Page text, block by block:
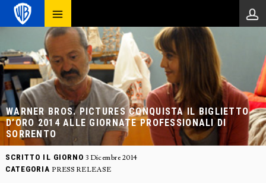
WARNER BROS. PICTURES CONQUISTA IL BIGLIETTO
D’ORO 2014 ALLE GIORNATE PROFESSIONALI DI
SORRENTO
SCRITTO IL GIORNO 3 Dicembre 2014
CATEGORIA PRESS RELEASE